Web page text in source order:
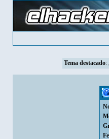
Tema destacado: